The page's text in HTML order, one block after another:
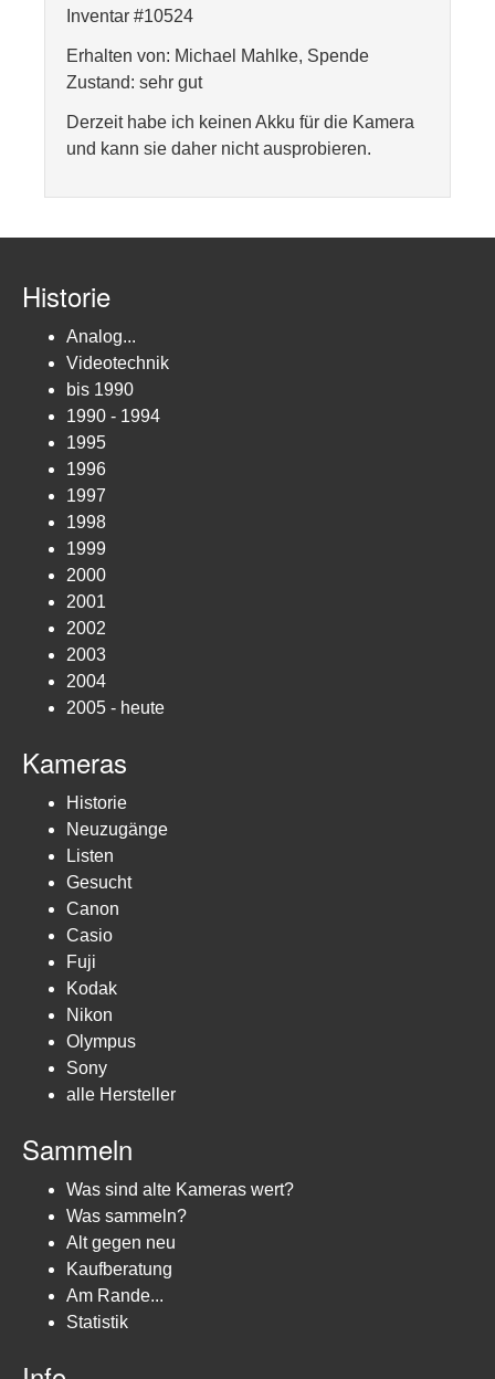
Inventar #10524
Erhalten von: Michael Mahlke, Spende
Zustand: sehr gut
Derzeit habe ich keinen Akku für die Kamera
und kann sie daher nicht ausprobieren.
Historie
Analog...
Videotechnik
bis 1990
1990 - 1994
1995
1996
1997
1998
1999
2000
2001
2002
2003
2004
2005 - heute
Kameras
Historie
Neuzugänge
Listen
Gesucht
Canon
Casio
Fuji
Kodak
Nikon
Olympus
Sony
alle Hersteller
Sammeln
Was sind alte Kameras wert?
Was sammeln?
Alt gegen neu
Kaufberatung
Am Rande...
Statistik